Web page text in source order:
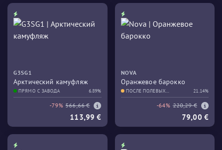
G3SG1
Арктический камуфляж
ПРЯМО С ЗАВОДА 6.89%
-79% 566,66 €
113,99 €
NOVA
Оранжевое барокко
ПОСЛЕ ПОЛЕВЫХ
ИСПЫТАНИЙ
21.14%
-64% 220,29 €
79,00 €